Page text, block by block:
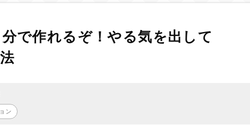
で作れるぞ！やる気を出して
ン